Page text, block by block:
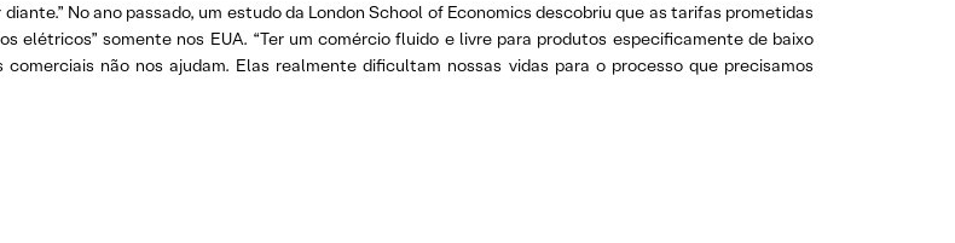
No ano passado, um estudo da London School of Economics descobriu que as tarifas prometidas
elétricos” somente nos EUA. “Ter um comércio fluido e livre para produtos especificamente de baixo
não nos ajudam. Elas realmente dificultam nossas vidas para o processo que precisamos